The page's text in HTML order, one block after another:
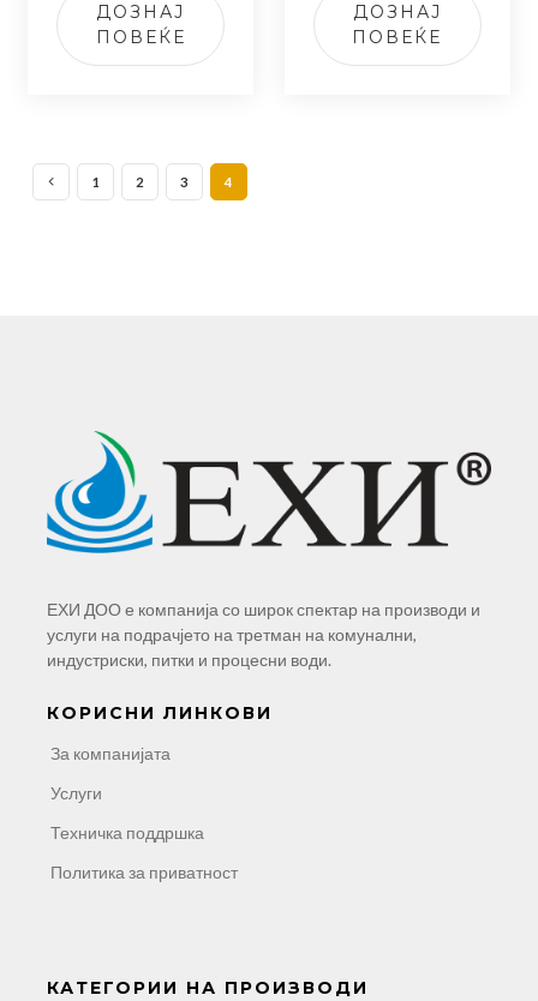
ДОЗНАЈ
ПОВЕЌЕ
ДОЗНАЈ
ПОВЕЌЕ
1 2 3 4
ЕХИ ДОО е компанија со широк спектар на производи и
услуги на подрачјето на третман на комунални,
индустриски, питки и процесни води.
КОРИСНИ ЛИНКОВИ
За компанијата
Услуги
Техничка поддршка
Политика за приватност
КАТЕГОРИИ НА ПРОИЗВОДИ